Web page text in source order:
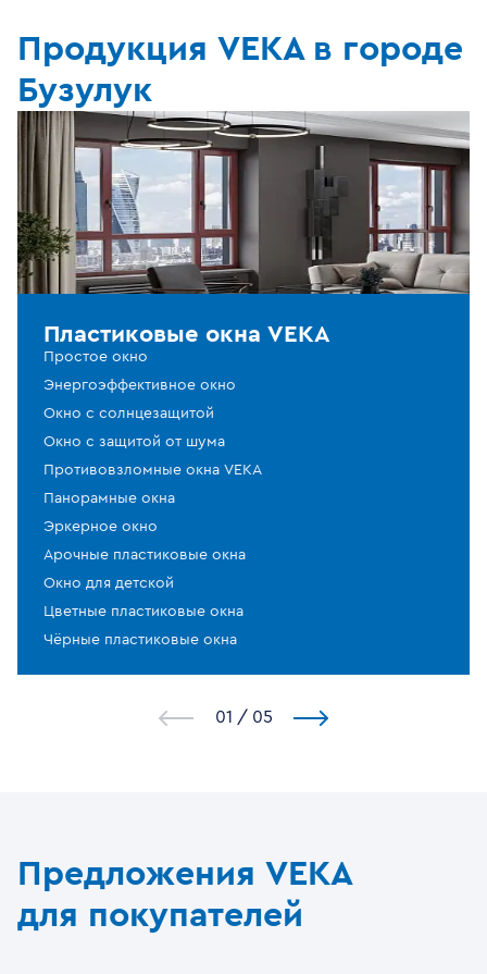
Продукция VEKA в городе
Бузулук
Пластиковые окна VEKA
Простое окно
Энергоэффективное окно
Окно с солнцезащитой
Окно с защитой от шума
Противовзломные окна VEKA
Панорамные окна
Эркерное окно
Арочные пластиковые окна
Окно для детской
Цветные пластиковые окна
Чёрные пластиковые окна
1 / 5
Предложения VEKA
для покупателей